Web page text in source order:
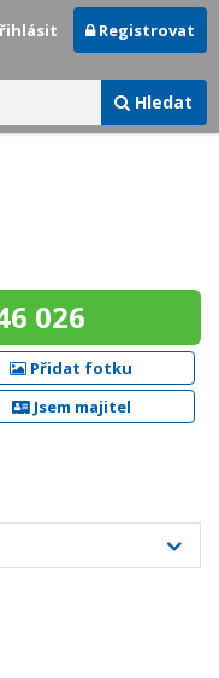
Hledat
Registrovat
026
Přidat fotku
Jsem majitel